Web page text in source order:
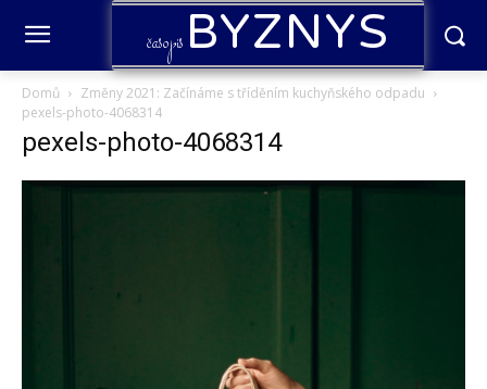
časopisBYZNYS
Domů
Změny 2021: Začínáme s tříděním kuchyňského odpadu
pexels-photo-4068314
pexels-photo-4068314